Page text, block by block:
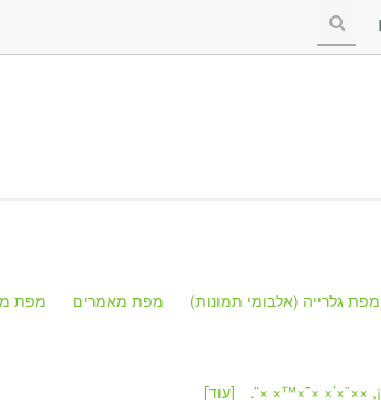
מפת גלרייה (אלבומי תמונות) מפת מאמרים
מפת
[עוד]